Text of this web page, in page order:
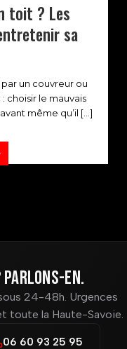
toit ? Les
sa
un couvreur ou
choisir le mauvais
même qu’il […]
Parlons-en.
24-48h. Urgences
toute la Haute-Savoie.
06 60 93 25 95